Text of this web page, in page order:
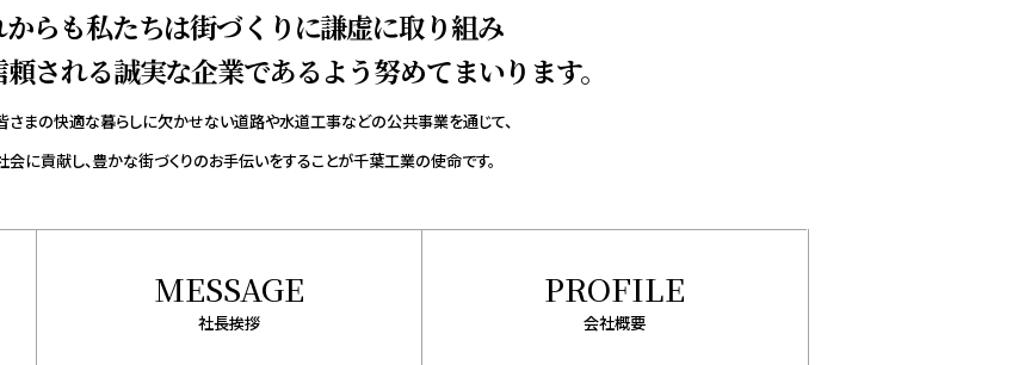
からも私たちは街づくりに謙虚に取り組み
される誠実な企業であるよう努めてまいります。
さまの快適な暮らしに欠かせない道路や水道工事などの公共事業を通じて、
会に貢献し、豊かな街づくりのお手伝いをすることが千葉工業の使命です。
MESSAGE
社長挨拶
PROFILE
会社概要